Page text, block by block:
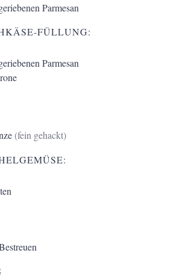
Parmesan
FÜLLUNG:
Parmesan
(fein gehackt)